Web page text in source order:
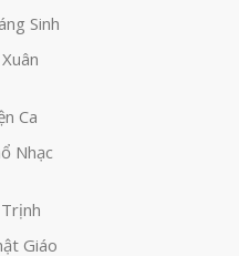
Sinh
Ca
Nhạc
Giáo